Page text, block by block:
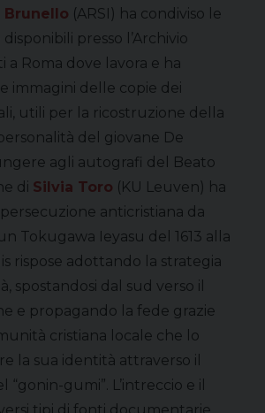
Brunello (ARSI) ha condiviso le
presso l’Archivio
a Roma dove lavora e ha
immagini delle copie dei
utili per la ricostruzione della
del giovane De
agli autografi del Beato
di Silvia Toro (KU Leuven) ha
anticristiana da
Tokugawa Ieyasu del 1613 alla
rispose adottando la strategia
spostandosi dal sud verso il
e propagando la fede grazie
cristiana locale che lo
la sua identità attraverso il
“gonin-gumi”. L’intreccio e il
tipi di fonti documentarie,